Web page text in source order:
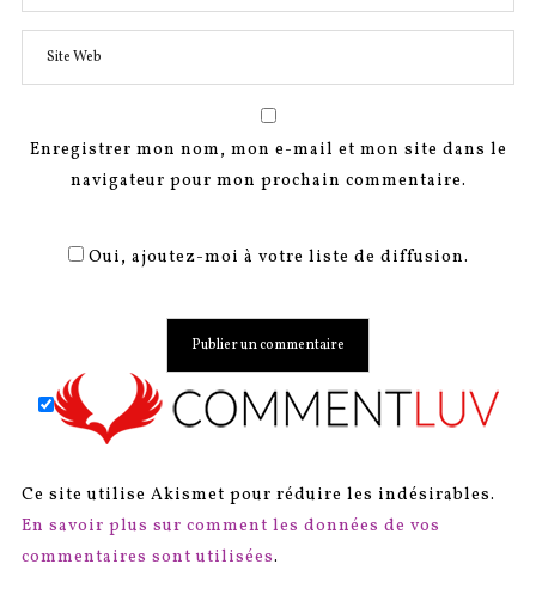
Enregistrer mon nom, mon e-mail et mon site dans le
navigateur pour mon prochain commentaire.
Oui, ajoutez-moi à votre liste de diffusion.
Ce site utilise Akismet pour réduire les indésirables.
En savoir plus sur comment les données de vos
commentaires sont utilisées.